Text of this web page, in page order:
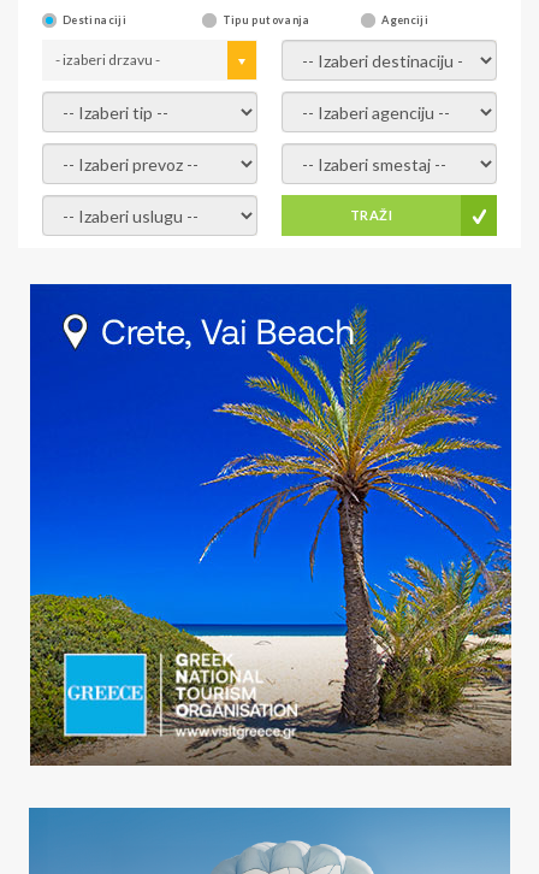
Destinaciji Tipu putovanja Agenciji
- izaberi drzavu - - izaberi destinaciju -
- izaberi tip - - izaberi agenciju -
- izaberi prevoz - - Izaberite smestaj -
- Izaberite uslugu - TRAŽI